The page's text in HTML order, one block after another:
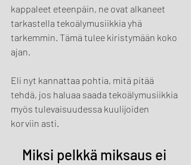
kappaleet eteenpäin, ne ovat alkaneet
tarkastella tekoälymusiikkia yhä
tarkemmin. Tämä tulee kiristymään koko
ajan.
Eli nyt kannattaa pohtia, mitä pitää
tehdä, jos haluaa saada tekoälymusiikkia
myös tulevaisuudessa kuulijoiden
korviin asti.
Miksi pelkkä miksaus ei